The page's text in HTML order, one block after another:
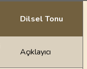
Dilsel Tonu
Açıklayıcı